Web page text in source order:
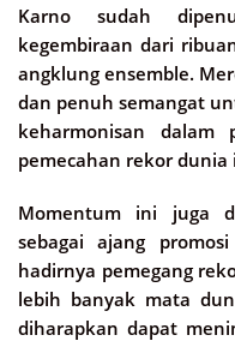
Karno sudah
kegembiraan dari
angklung ensemble.
dan penuh semangat
keharmonisan dalam
pemecahan rekor dunia
Momentum ini juga
sebagai ajang
hadirnya pemegang
lebih banyak mata
diharapkan dapat